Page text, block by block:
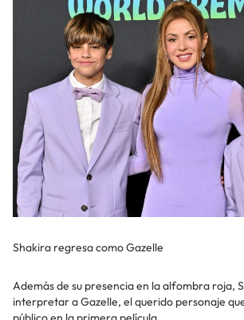
Shakira regresa como Gazelle
Además de su presencia en la alfombra roja,
interpretar a Gazelle, el querido personaje